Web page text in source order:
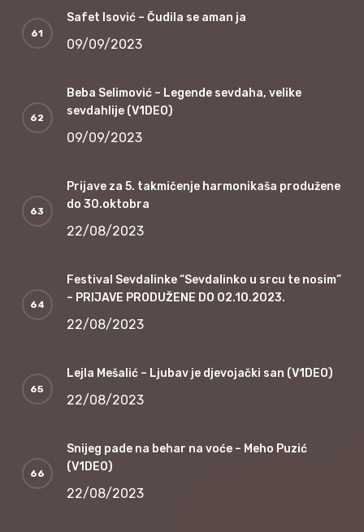
Safet Isović – Čudila se aman ja
09/09/2023
Beba Selimović – Legende sevdaha, velike
sevdahlije (V1DEO)
09/09/2023
Prijave za 5. takmičenje harmonikaša produžene
do 30.oktobra
22/08/2023
Festival Sevdalinke “Sevdalinko u srcu te nosim”
– PRIJAVE PRODUŽENE DO 02.10.2023.
22/08/2023
Lejla Mešalić – Ljubav je djevojački san (V1DEO)
22/08/2023
Snijeg pade na behar na voće – Meho Puzić
(V1DEO)
22/08/2023